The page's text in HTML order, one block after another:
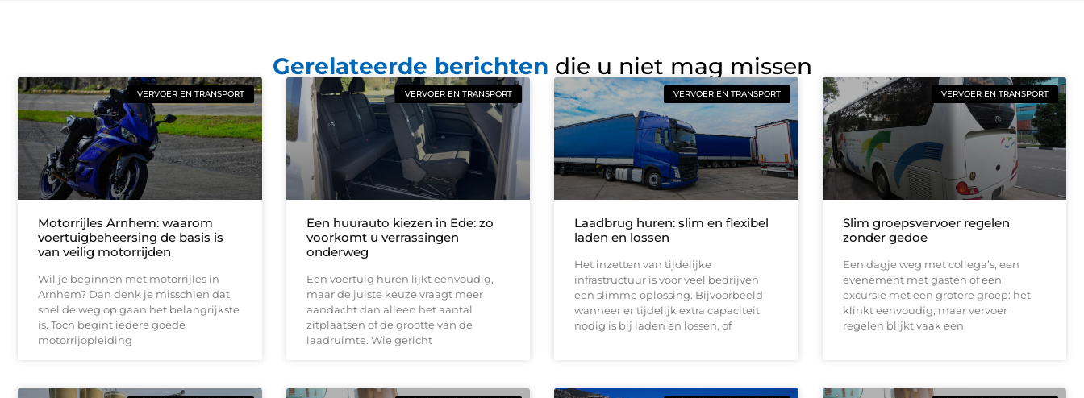
Gerelateerde berichten die u niet mag missen
VERVOER EN TRANSPORT
Motorrijles Arnhem: waarom
voertuigbeheersing de basis is
van veilig motorrijden
Wil je beginnen met motorrijles in
Arnhem? Dan denk je misschien dat
snel de weg op gaan het belangrijkste
is. Toch begint iedere goede
motorrijopleiding
VERVOER EN TRANSPORT
Een huurauto kiezen in Ede: zo
voorkomt u verrassingen
onderweg
Een voertuig huren lijkt eenvoudig,
maar de juiste keuze vraagt meer
aandacht dan alleen het aantal
zitplaatsen of de grootte van de
laadruimte. Wie gericht
VERVOER EN TRANSPORT
Laadbrug huren: slim en flexibel
laden en lossen
Het inzetten van tijdelijke
infrastructuur is voor veel bedrijven
een slimme oplossing. Bijvoorbeeld
wanneer er tijdelijk extra capaciteit
nodig is bij laden en lossen, of
VERVOER EN TRANSPORT
Slim groepsvervoer regelen
zonder gedoe
Een dagje weg met collega’s, een
evenement met gasten of een
excursie met een grotere groep: het
klinkt eenvoudig, maar vervoer
regelen blijkt vaak een